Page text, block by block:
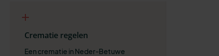
Crematie regelen
Een crematie in Neder-Betuwe